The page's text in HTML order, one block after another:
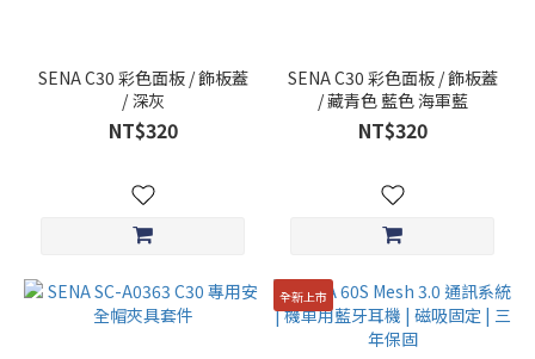
SENA C30 彩色面板 / 飾板蓋
/ 深灰
NT$320
SENA C30 彩色面板 / 飾板蓋
/ 藏青色 藍色 海軍藍
NT$320
全新上市